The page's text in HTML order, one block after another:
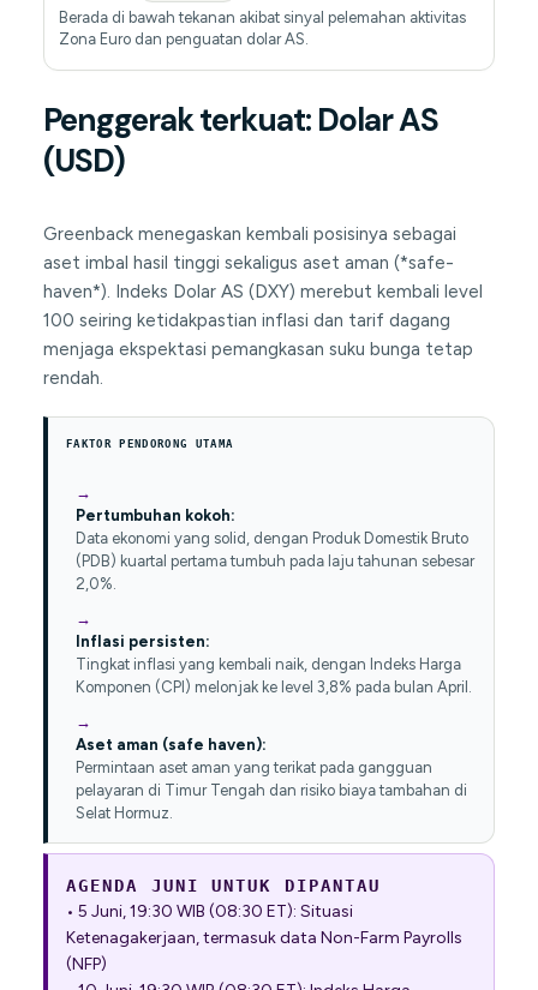
Berada di bawah tekanan akibat sinyal pelemahan aktivitas
Zona Euro dan penguatan dolar AS.
Penggerak terkuat: Dolar AS
(USD)
Greenback menegaskan kembali posisinya sebagai
aset imbal hasil tinggi sekaligus aset aman (*safe-
haven*). Indeks Dolar AS (DXY) merebut kembali level
100 seiring ketidakpastian inflasi dan tarif dagang
menjaga ekspektasi pemangkasan suku bunga tetap
rendah.
FAKTOR PENDORONG UTAMA
Pertumbuhan kokoh:
Data ekonomi yang solid, dengan Produk Domestik Bruto
(PDB) kuartal pertama tumbuh pada laju tahunan sebesar
2,0%.
Inflasi persisten:
Tingkat inflasi yang kembali naik, dengan Indeks Harga
Komponen (CPI) melonjak ke level 3,8% pada bulan April.
Aset aman (safe haven):
Permintaan aset aman yang terikat pada gangguan
pelayaran di Timur Tengah dan risiko biaya tambahan di
Selat Hormuz.
AGENDA JUNI UNTUK DIPANTAU
• 5 Juni, 19:30 WIB (08:30 ET): Situasi
Ketenagakerjaan, termasuk data Non-Farm Payrolls
(NFP)